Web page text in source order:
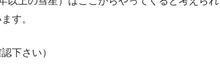
す。
下さい）